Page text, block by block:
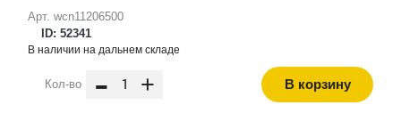
Арт. wcn11206500
ID: 52341
В наличии на дальнем складе
Кол-во - + В корзину